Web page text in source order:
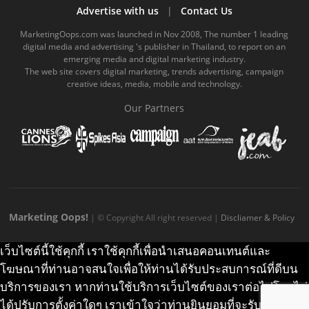
b
o
o
k
c
o
u
b
e
.
o
m
m
e
a
g
r
a
.
o
k
.
c
m
Advertise with us| Contact Us
MarketingOops.com was launched in Nov 2008, The number 1 leading
digital media and advertising 's publisher in Thailand, to report on an
emerging media and digital marketing industry.
The web site covers digital marketing, trends advertising, campaign
creative ideas, media, mobile and technology.
Our Partners
Marketing Oops! | © Copyright All right reserved | Discliamer & Policy
เว็บไซต์นี้ใช้คุกกี้ เราใช้คุกกี้เพื่อนำเสนอคอนเทนต์และ
โฆษณาที่ท่านอาจสนใจเพื่อให้ท่านได้รับประสบการณ์ที่ดีบน
บริการของเรา หากท่านใช้บริการเว็บไซต์ของเราต่อไปโดยไม่
ได้ปรับการตั้งค่าใดๆ เราเข้าใจว่าท่านยินยอมที่จะรับคุกกี้บน